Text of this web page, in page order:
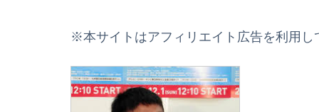
※本サイトはアフィリエイト広告を利用し